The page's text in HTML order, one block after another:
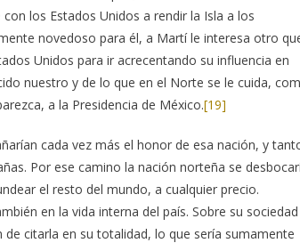
los Estados Unidos a rendir la Isla a los
novedoso para él, a Martí le interesa otro
Unidos para ir acrecentando su influencia en
nuestro y de lo que en el Norte se le cuida,
a la Presidencia de México.[19]
cada vez más el honor de esa nación, y
Por ese camino la nación norteña se
el resto del mundo, a cualquier precio.
en la vida interna del país. Sobre su sociedad
citarla en su totalidad, lo que sería sumamente